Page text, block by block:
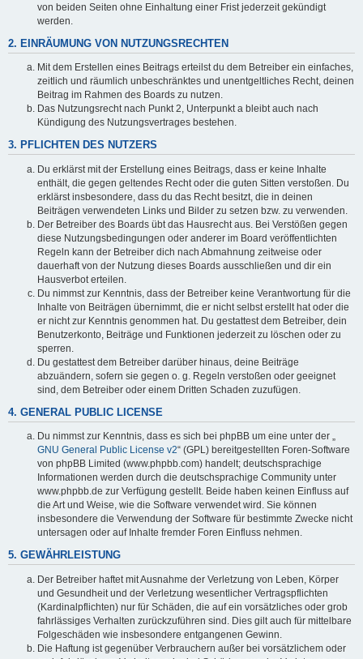
von beiden Seiten ohne Einhaltung einer Frist jederzeit gekündigt
werden.
2. EINRÄUMUNG VON NUTZUNGSRECHTEN
Mit dem Erstellen eines Beitrags erteilst du dem Betreiber ein einfaches,
zeitlich und räumlich unbeschränktes und unentgeltliches Recht, deinen
Beitrag im Rahmen des Boards zu nutzen.
Das Nutzungsrecht nach Punkt 2, Unterpunkt a bleibt auch nach
Kündigung des Nutzungsvertrages bestehen.
3. PFLICHTEN DES NUTZERS
Du erklärst mit der Erstellung eines Beitrags, dass er keine Inhalte
enthält, die gegen geltendes Recht oder die guten Sitten verstoßen. Du
erklärst insbesondere, dass du das Recht besitzt, die in deinen
Beiträgen verwendeten Links und Bilder zu setzen bzw. zu verwenden.
Der Betreiber des Boards übt das Hausrecht aus. Bei Verstößen gegen
diese Nutzungsbedingungen oder anderer im Board veröffentlichten
Regeln kann der Betreiber dich nach Abmahnung zeitweise oder
dauerhaft von der Nutzung dieses Boards ausschließen und dir ein
Hausverbot erteilen.
Du nimmst zur Kenntnis, dass der Betreiber keine Verantwortung für die
Inhalte von Beiträgen übernimmt, die er nicht selbst erstellt hat oder die
er nicht zur Kenntnis genommen hat. Du gestattest dem Betreiber, dein
Benutzerkonto, Beiträge und Funktionen jederzeit zu löschen oder zu
sperren.
Du gestattest dem Betreiber darüber hinaus, deine Beiträge
abzuändern, sofern sie gegen o. g. Regeln verstoßen oder geeignet
sind, dem Betreiber oder einem Dritten Schaden zuzufügen.
4. GENERAL PUBLIC LICENSE
Du nimmst zur Kenntnis, dass es sich bei phpBB um eine unter der „
GNU General Public License v2“ (GPL) bereitgestellten Foren-Software
von phpBB Limited (www.phpbb.com) handelt; deutschsprachige
Informationen werden durch die deutschsprachige Community unter
www.phpbb.de zur Verfügung gestellt. Beide haben keinen Einfluss auf
die Art und Weise, wie die Software verwendet wird. Sie können
insbesondere die Verwendung der Software für bestimmte Zwecke nicht
untersagen oder auf Inhalte fremder Foren Einfluss nehmen.
5. GEWÄHRLEISTUNG
Der Betreiber haftet mit Ausnahme der Verletzung von Leben, Körper
und Gesundheit und der Verletzung wesentlicher Vertragspflichten
(Kardinalpflichten) nur für Schäden, die auf ein vorsätzliches oder grob
fahrlässiges Verhalten zurückzuführen sind. Dies gilt auch für mittelbare
Folgeschäden wie insbesondere entgangenen Gewinn.
Die Haftung ist gegenüber Verbrauchern außer bei vorsätzlichem oder